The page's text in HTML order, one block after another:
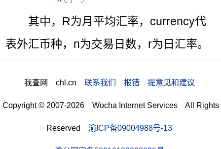
其中，R为月平均汇率，currency代
表外汇币种，n为交易日数，r为日汇率。
我查网 chl.cn 联系我们 报错 提意见和建议
Copyright © 2007-2026 Wocha Internet Services All Rights
Reserved 渝ICP备09004988号-13